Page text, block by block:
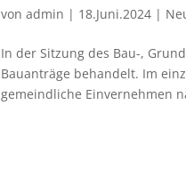
vonadmin | 18.Juni.2024 |
In der Sitzung des Bau-,
Bauanträge behandelt. Im
gemeindliche Einvernehmen